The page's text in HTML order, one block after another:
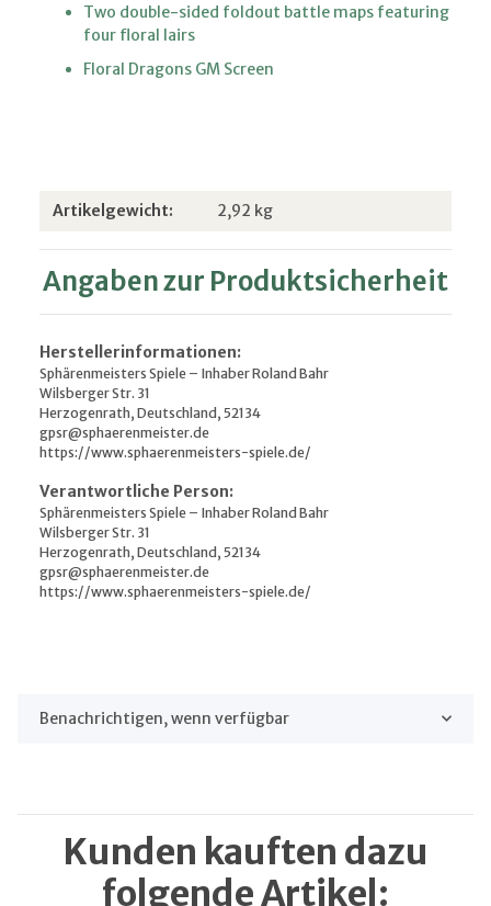
Two double-sided foldout battle maps featuring
four floral lairs
Floral Dragons GM Screen
Produkteigenschaft
Wert
Artikelgewicht: 2,92 kg
Angaben zur Produktsicherheit
Herstellerinformationen:
Sphärenmeisters Spiele – Inhaber Roland Bahr
Wilsberger Str. 31
Herzogenrath, Deutschland, 52134
gpsr@sphaerenmeister.de
https://www.sphaerenmeisters-spiele.de/
Verantwortliche Person:
Sphärenmeisters Spiele – Inhaber Roland Bahr
Wilsberger Str. 31
Herzogenrath, Deutschland, 52134
gpsr@sphaerenmeister.de
https://www.sphaerenmeisters-spiele.de/
Benachrichtigen, wenn verfügbar
Kunden kauften dazu
folgende Artikel: